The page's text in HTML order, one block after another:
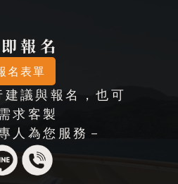
報名
名表單
議與報名，也可
求客製
人為您服務－